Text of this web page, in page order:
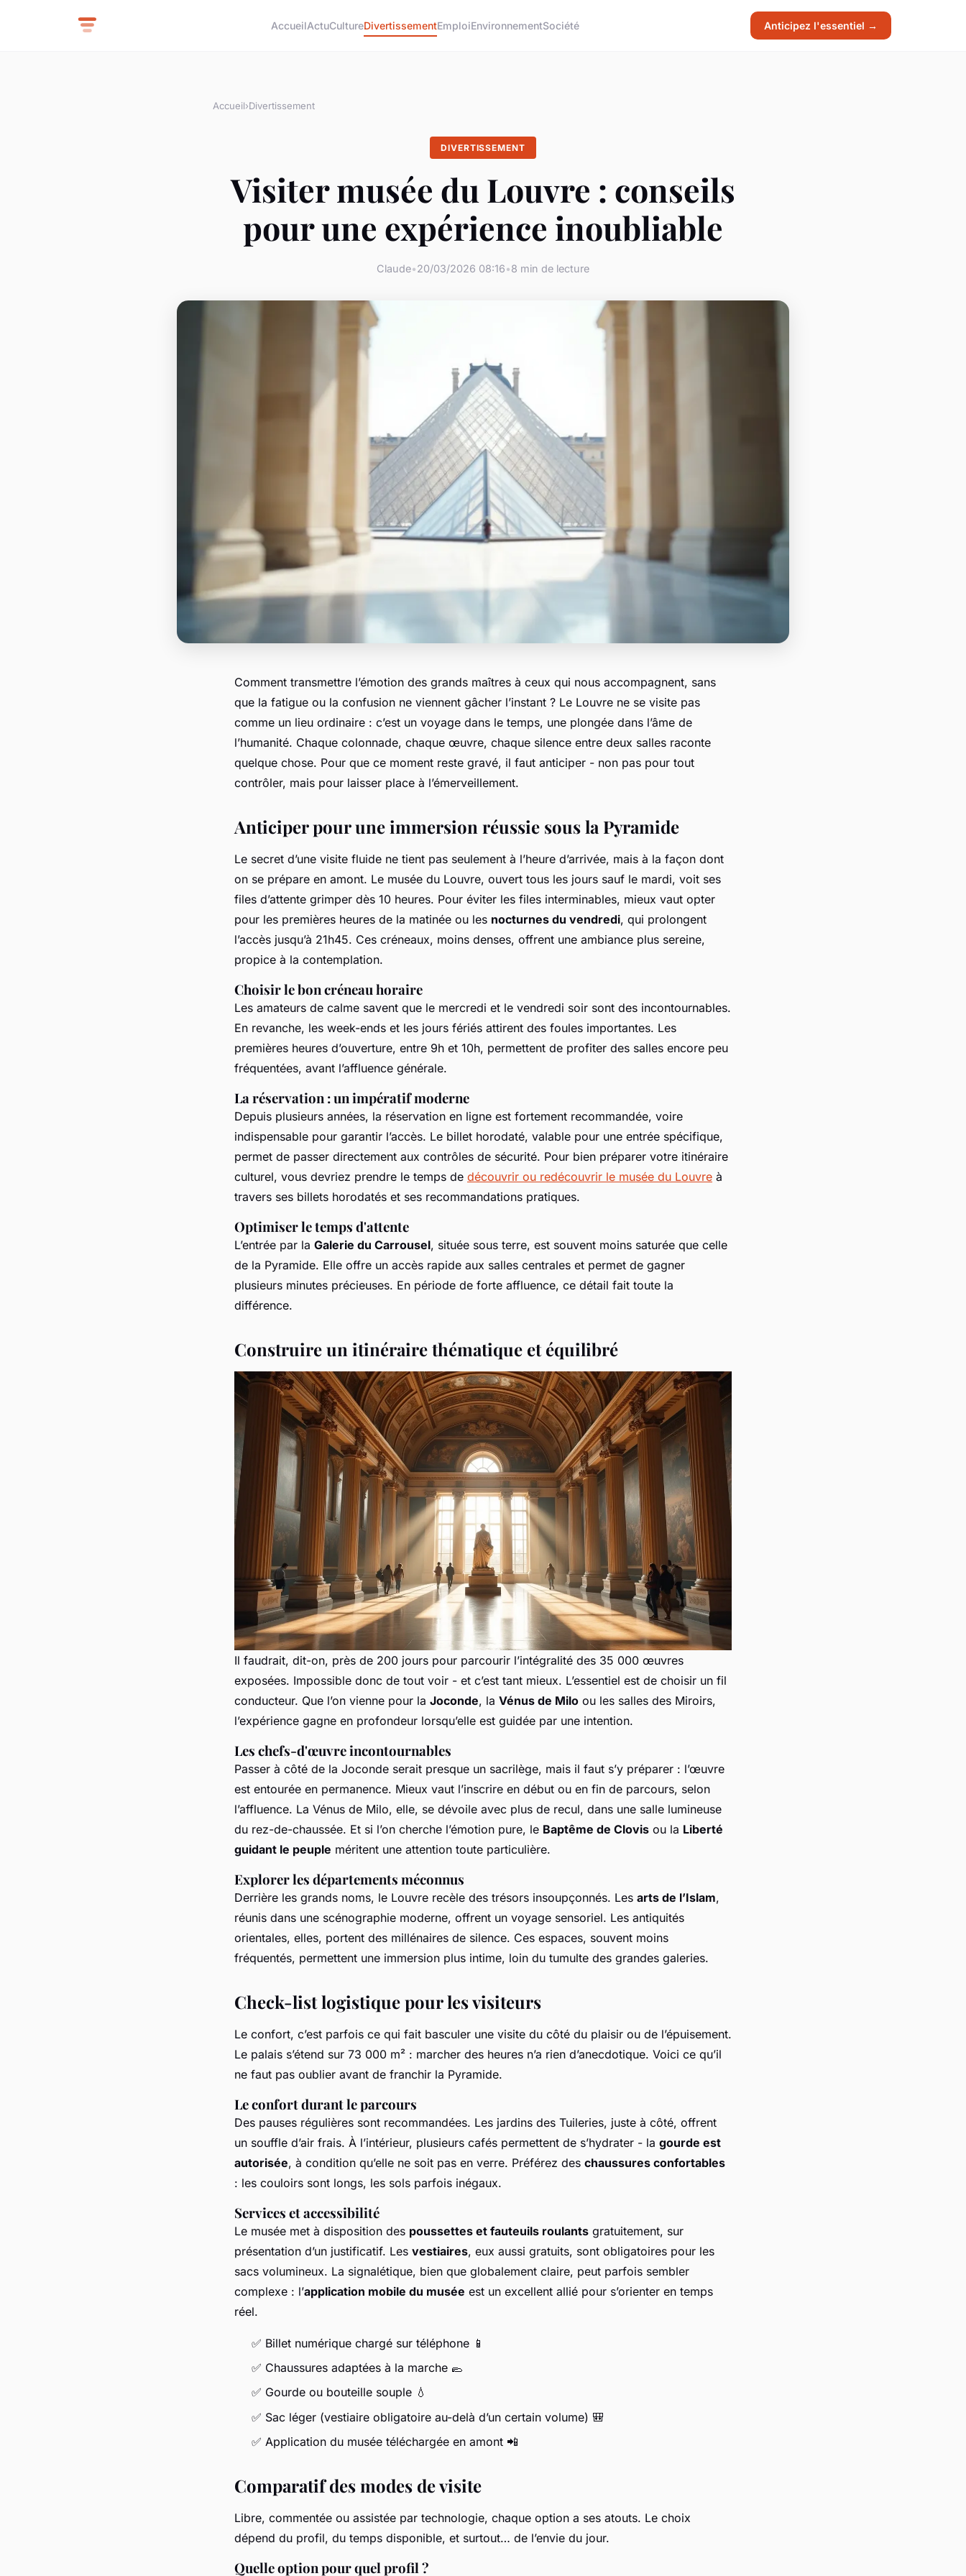
AccueilActuCultureDivertissementEmploiEnvironnementSociété Anticipez l'essentiel →
Accueil›Divertissement
DIVERTISSEMENT
Visiter musée du Louvre : conseils
pour une expérience inoubliable
Claude•20/03/2026 08:16•8 min de lecture
Comment transmettre l’émotion des grands maîtres à ceux qui nous accompagnent, sans
que la fatigue ou la confusion ne viennent gâcher l’instant ? Le Louvre ne se visite pas
comme un lieu ordinaire : c’est un voyage dans le temps, une plongée dans l’âme de
l’humanité. Chaque colonnade, chaque œuvre, chaque silence entre deux salles raconte
quelque chose. Pour que ce moment reste gravé, il faut anticiper - non pas pour tout
contrôler, mais pour laisser place à l’émerveillement.
Anticiper pour une immersion réussie sous la Pyramide
Le secret d’une visite fluide ne tient pas seulement à l’heure d’arrivée, mais à la façon dont
on se prépare en amont. Le musée du Louvre, ouvert tous les jours sauf le mardi, voit ses
files d’attente grimper dès 10 heures. Pour éviter les files interminables, mieux vaut opter
pour les premières heures de la matinée ou les nocturnes du vendredi, qui prolongent
l’accès jusqu’à 21h45. Ces créneaux, moins denses, offrent une ambiance plus sereine,
propice à la contemplation.
Choisir le bon créneau horaire
Les amateurs de calme savent que le mercredi et le vendredi soir sont des incontournables.
En revanche, les week-ends et les jours fériés attirent des foules importantes. Les
premières heures d’ouverture, entre 9h et 10h, permettent de profiter des salles encore peu
fréquentées, avant l’affluence générale.
La réservation : un impératif moderne
Depuis plusieurs années, la réservation en ligne est fortement recommandée, voire
indispensable pour garantir l’accès. Le billet horodaté, valable pour une entrée spécifique,
permet de passer directement aux contrôles de sécurité. Pour bien préparer votre itinéraire
culturel, vous devriez prendre le temps de découvrir ou redécouvrir le musée du Louvre à
travers ses billets horodatés et ses recommandations pratiques.
Optimiser le temps d'attente
L’entrée par la Galerie du Carrousel, située sous terre, est souvent moins saturée que celle
de la Pyramide. Elle offre un accès rapide aux salles centrales et permet de gagner
plusieurs minutes précieuses. En période de forte affluence, ce détail fait toute la
différence.
Construire un itinéraire thématique et équilibré
Il faudrait, dit-on, près de 200 jours pour parcourir l’intégralité des 35 000 œuvres
exposées. Impossible donc de tout voir - et c’est tant mieux. L’essentiel est de choisir un fil
conducteur. Que l’on vienne pour la Joconde, la Vénus de Milo ou les salles des Miroirs,
l’expérience gagne en profondeur lorsqu’elle est guidée par une intention.
Les chefs-d'œuvre incontournables
Passer à côté de la Joconde serait presque un sacrilège, mais il faut s’y préparer : l’œuvre
est entourée en permanence. Mieux vaut l’inscrire en début ou en fin de parcours, selon
l’affluence. La Vénus de Milo, elle, se dévoile avec plus de recul, dans une salle lumineuse
du rez-de-chaussée. Et si l’on cherche l’émotion pure, le Baptême de Clovis ou la Liberté
guidant le peuple méritent une attention toute particulière.
Explorer les départements méconnus
Derrière les grands noms, le Louvre recèle des trésors insoupçonnés. Les arts de l’Islam,
réunis dans une scénographie moderne, offrent un voyage sensoriel. Les antiquités
orientales, elles, portent des millénaires de silence. Ces espaces, souvent moins
fréquentés, permettent une immersion plus intime, loin du tumulte des grandes galeries.
Check-list logistique pour les visiteurs
Le confort, c’est parfois ce qui fait basculer une visite du côté du plaisir ou de l’épuisement.
Le palais s’étend sur 73 000 m² : marcher des heures n’a rien d’anecdotique. Voici ce qu’il
ne faut pas oublier avant de franchir la Pyramide.
Le confort durant le parcours
Des pauses régulières sont recommandées. Les jardins des Tuileries, juste à côté, offrent
un souffle d’air frais. À l’intérieur, plusieurs cafés permettent de s’hydrater - la gourde est
autorisée, à condition qu’elle ne soit pas en verre. Préférez des chaussures confortables
: les couloirs sont longs, les sols parfois inégaux.
Services et accessibilité
Le musée met à disposition des poussettes et fauteuils roulants gratuitement, sur
présentation d’un justificatif. Les vestiaires, eux aussi gratuits, sont obligatoires pour les
sacs volumineux. La signalétique, bien que globalement claire, peut parfois sembler
complexe : l’application mobile du musée est un excellent allié pour s’orienter en temps
réel.
✅ Billet numérique chargé sur téléphone 📱
✅ Chaussures adaptées à la marche 🥿
✅ Gourde ou bouteille souple 💧
✅ Sac léger (vestiaire obligatoire au-delà d’un certain volume) 🎒
✅ Application du musée téléchargée en amont 📲
Comparatif des modes de visite
Libre, commentée ou assistée par technologie, chaque option a ses atouts. Le choix
dépend du profil, du temps disponible, et surtout… de l’envie du jour.
Quelle option pour quel profil ?